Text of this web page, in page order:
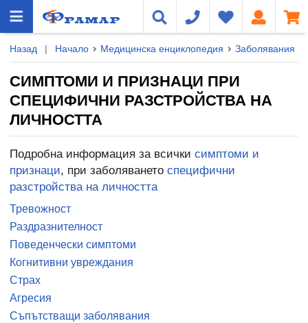
Назад | Начало Медицинска енциклопедия Заболявания
СИМПТОМИ И ПРИЗНАЦИ ПРИ
СПЕЦИФИЧНИ РАЗСТРОЙСТВА НА
ЛИЧНОСТТА
Подробна информация за всички симптоми и
признаци, при заболяването специфични
разстройства на личността
Тревожност
Раздразнителност
Поведенчески симптоми
Когнитивни увреждания
Страх
Агресия
Съпътстващи заболявания